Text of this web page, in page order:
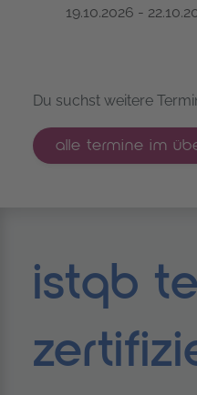
ISTQB® Certified
19.10.2026 -
Du suchst weitere
alle termine im
istqb